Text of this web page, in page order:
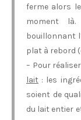
ferme alors
moment
bouillonnant
plat à rebord
– Pour
lait : les
soient de
du lait entier